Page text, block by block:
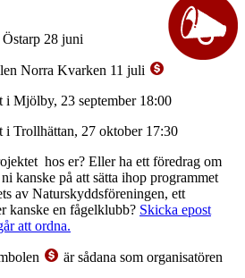
28 juni
Norra Kvarken 11 juli
Mjölby, 23 september 18:00
Trollhättan, 27 oktober 17:30
hos er? Eller ha ett föredrag om
kanske på att sätta ihop programmet
av Naturskyddsföreningen, ett
kanske en fågelklubb? Skicka epost
att ordna.
är sådana som organisatören